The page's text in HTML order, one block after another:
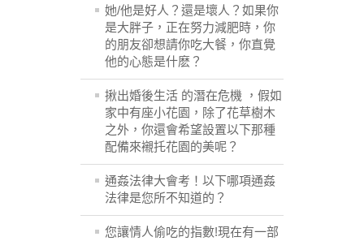
她/他是好人？還是壞人？如果你
是大胖子，正在努力減肥時，你
的朋友卻想請你吃大餐，你直覺
他的心態是什麽？
揪出婚後生活 的潛在危機 ，假如
家中有座小花園，除了花草樹木
之外，你還會希望設置以下那種
配備來襯托花園的美呢？
通姦法律大會考！以下哪項通姦
法律是您所不知道的？
您讓情人偷吃的指數!現在有一部